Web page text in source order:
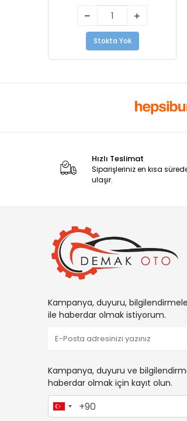
Stokta Yok
Hızlı Teslimat
Siparişleriniz en kısa
ulaşır.
Kampanya, duyuru,
ile haberdar olmak istiyorum.
Kampanya, duyuru ve
haberdar olmak için kayıt olun.